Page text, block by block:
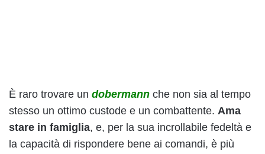
È raro trovare un dobermann che non sia al tempo
stesso un ottimo custode e un combattente. Ama
stare in famiglia, e, per la sua incrollabile fedeltà e
la capacità di rispondere bene ai comandi, è più